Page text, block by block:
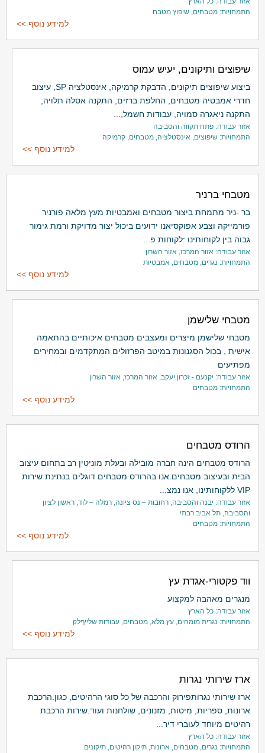
התמחויות: מטבחים, שיפוץ מטבח
למידע נוסף >>
שיפוצים ותיקונים, יעיש עמוס
ביצוע שיפוצים תיקונים, הדבקת קרמיקה, אינסטלציה SP, עיצוב
חדרי אמבטיה מטבחים, החלפת ברזים, התקנה אסלה תלויה,
התקנה ניאגרה סמויה, עבודות חשמל,...
אזור עבודה: פתח תקווה והסביבה
התמחויות: שיפוצים, אינסטלציה, מטבחים, קרמיקה
למידע נוסף >>
מטבחי ברניר
בר -ניר מתמחת ביצור מטבחים ואמבטיות מעץ מלאה פורניר
פורמייקה וצבע אפוקסיאנו ידועים ביכול יצור מדויקת ורמת גימור
גבוה בין לקוחותינו :לקוחות פ...
אזור עבודה: אזור המרכז, אזור השרון
התמחויות: נגרים, מטבחים, אמבטיות
למידע נוסף >>
מטבחי שלישמן
מטבחי שלישמן מיצרים ומעצבים מטבחים איכותיים בהתאמה
אישית , בכול הסגנונות במיטב הפרזולים המתקדמים ובמחירים
מפתיעים
אזור עבודה: יקנעם - זכרון יעקב, אזור המרכז, אזור השרון
התמחויות: מטבחים
למידע נוסף >>
הרודס מטבחים
הרודס מטבחים הינה חברה מובילה ובעלת מוניטין רב בתחום עיצוב
הבית ובעיצוב מטבחים.אנו בהרודס מטבחים דוגלים בנתינת שירות
VIP ללקוחותינו, אנו נמצ...
אזור עבודה: יבנה והסביבה, רחובות – נס ציונה, רמלה – לוד, ראשון לציון
והסביבה, תל אביב רבתי
התמחויות: מטבחים
למידע נוסף >>
ווד פקטורי-אגדת עץ
מנגרים מאהבה למקצוע
אזור עבודה: כל הארץ
התמחויות: נגרית מומחים, עץ מלא, מטבחים, עבודות שלייףלק
למידע נוסף >>
ארז שירותי נגרות
ארז שירותי נגרותפירוק והרכבה של כל סוגי הרהיטים, כגון:הרכבת
ארונות, ספריות, מיטות, מזנונים, שולחנות ועוד.שירות הרכבת
רהיטים מיוחד לעוברי דיר...
אזור עבודה: כל הארץ
התמחויות: נגרים, מטבחים, ארונות, תיקון רהיטים, תיקונים